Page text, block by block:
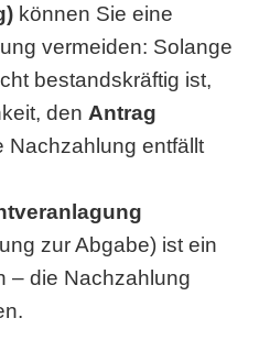
können Sie eine
vermeiden: Solange
bestandskräftig ist,
den Antrag
Nachzahlung entfällt
zur Abgabe) ist ein
– die Nachzahlung